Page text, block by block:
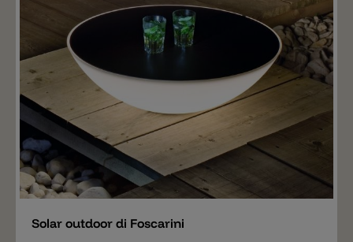
Aggiungere
Solar outdoor di Foscarini